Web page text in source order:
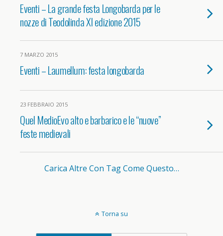
Eventi – La grande festa Longobarda per le
nozze di Teodolinda XI edizione 2015
7 MARZO 2015
Eventi – Laumellum: festa longobarda
23 FEBBRAIO 2015
Quel MedioEvo alto e barbarico e le “nuove”
feste medievali
Carica Altre Con Tag Come Questo…
Torna su